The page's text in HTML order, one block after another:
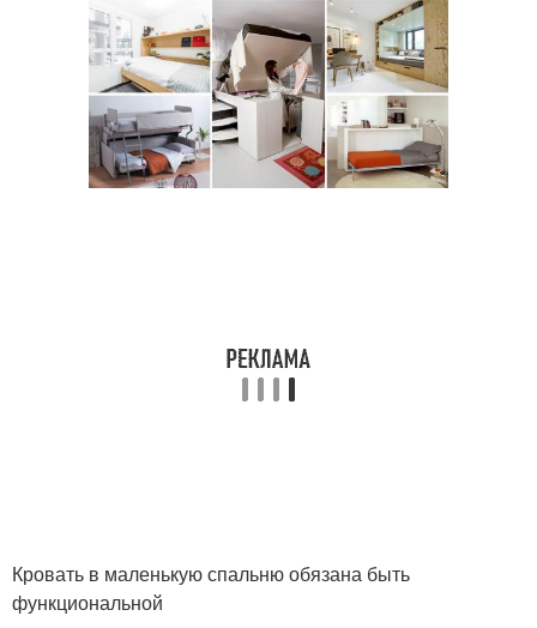
Кровать в маленькую спальню обязана быть
функциональной